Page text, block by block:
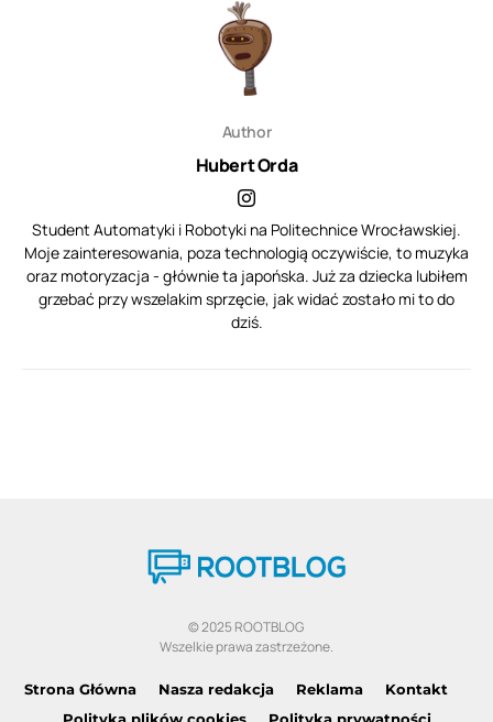
Author
Hubert Orda
Student Automatyki i Robotyki na Politechnice Wrocławskiej.
Moje zainteresowania, poza technologią oczywiście, to muzyka
oraz motoryzacja - głównie ta japońska. Już za dziecka lubiłem
grzebać przy wszelakim sprzęcie, jak widać zostało mi to do
dziś.
© 2025 ROOTBLOG
Wszelkie prawa zastrzeżone.
Strona Główna Nasza redakcja Reklama
Kontakt